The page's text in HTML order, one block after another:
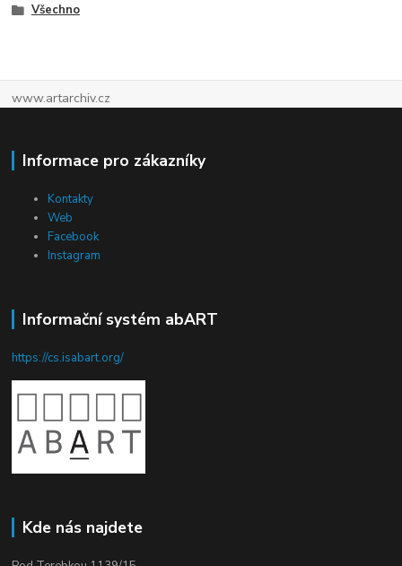
Všechno
www.artarchiv.cz
Informace pro zákazníky
Kontakty
Web
Facebook
Instagram
Informační systém abART
https://cs.isabart.org/
Kde nás najdete